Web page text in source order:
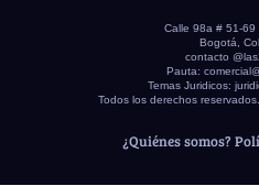
Calle 98a # 51-69
Bogotá,
contacto
Pauta:
Temas Juridicos:
Todos los derechos
¿Quiénes somos?